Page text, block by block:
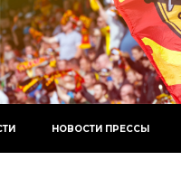
НОВОСТИ ПРЕССЫ